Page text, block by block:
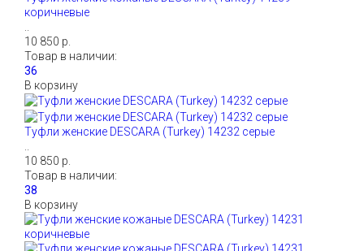
коричневые
10 850 р.
Товар в наличии:
В корзину
Туфли женские DESCARA (Turkey) 14232 серые
10 850 р.
Товар в наличии:
В корзину